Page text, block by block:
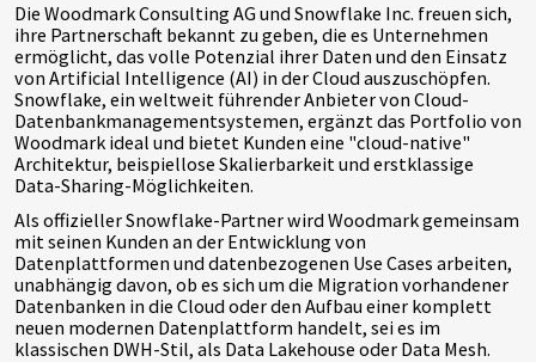
Die Woodmark Consulting AG und Snowflake Inc. freuen sich,
ihre Partnerschaft bekannt zu geben, die es Unternehmen
ermöglicht, das volle Potenzial ihrer Daten und den Einsatz
von Artificial Intelligence (AI) in der Cloud auszuschöpfen.
Snowflake, ein weltweit führender Anbieter von Cloud-
Datenbankmanagementsystemen, ergänzt das Portfolio von
Woodmark ideal und bietet Kunden eine "cloud-native"
Architektur, beispiellose Skalierbarkeit und erstklassige
Data-Sharing-Möglichkeiten.
Als offizieller Snowflake-Partner wird Woodmark gemeinsam
mit seinen Kunden an der Entwicklung von
Datenplattformen und datenbezogenen Use Cases arbeiten,
unabhängig davon, ob es sich um die Migration vorhandener
Datenbanken in die Cloud oder den Aufbau einer komplett
neuen modernen Datenplattform handelt, sei es im
klassischen DWH-Stil, als Data Lakehouse oder Data Mesh.